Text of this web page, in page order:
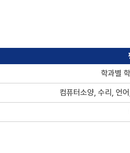
학과별
컴퓨터소양, 수리, 언